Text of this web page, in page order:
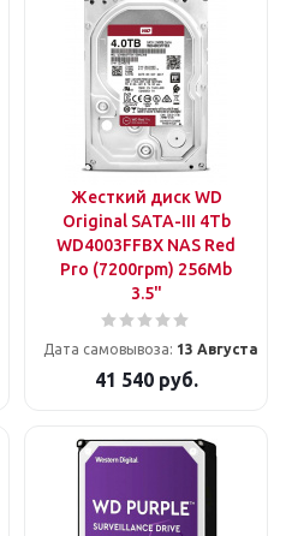
Жесткий диск WD
Original SATA-III 4Tb
WD4003FFBX NAS Red
Pro (7200rpm) 256Mb
3.5"
Дата самовывоза: 13 Августа
41 540руб.